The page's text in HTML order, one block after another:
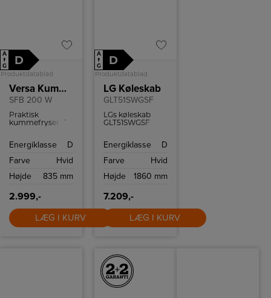
A
↑
G
D
Produktdatablad
Versa Kummefryser
SFB 200 W
Praktisk
kummefryser der
kapacitet på hele
Energiklasse
D
Farve
Hvid
Højde
835 mm
2.999,-
LÆG I KURV
A
↑
G
D
Produktdatablad
LG Køleskab
GLT51SWGSF
LGs køleskab
GLT51SWGSF
tilpasset dit
køleskab har stor
smarte
holder maden
frisk så længe
som muligt.
Energiklasse
D
Farve
Hvid
Højde
1860 mm
7.209,-
LÆG I KURV